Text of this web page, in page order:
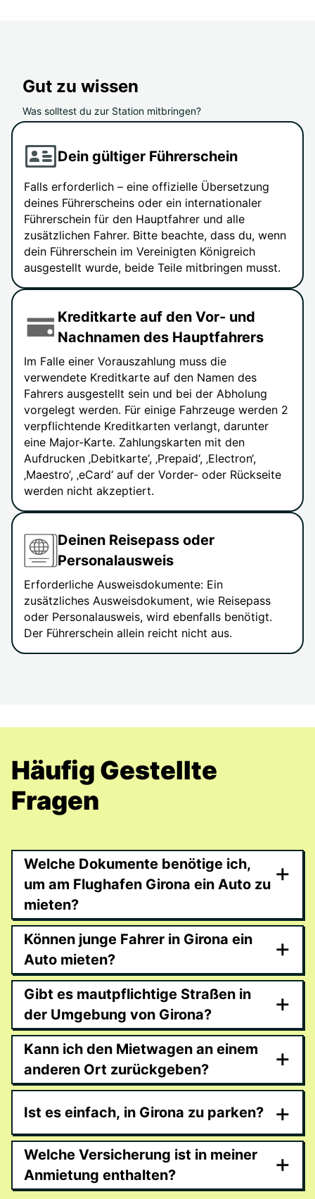
Gut zu wissen
Was solltest du zur Station mitbringen?
Dein gültiger Führerschein
Falls erforderlich – eine offizielle Übersetzung
deines Führerscheins oder ein internationaler
Führerschein für den Hauptfahrer und alle
zusätzlichen Fahrer. Bitte beachte, dass du, wenn
dein Führerschein im Vereinigten Königreich
ausgestellt wurde, beide Teile mitbringen musst.
Kreditkarte auf den Vor- und
Nachnamen des Hauptfahrers
Im Falle einer Vorauszahlung muss die
verwendete Kreditkarte auf den Namen des
Fahrers ausgestellt sein und bei der Abholung
vorgelegt werden. Für einige Fahrzeuge werden 2
verpflichtende Kreditkarten verlangt, darunter
eine Major-Karte. Zahlungskarten mit den
Aufdrucken ‚Debitkarte‘, ‚Prepaid‘, ‚Electron‘,
‚Maestro‘, ‚eCard‘ auf der Vorder- oder Rückseite
werden nicht akzeptiert.
Deinen Reisepass oder
Personalausweis
Erforderliche Ausweisdokumente: Ein
zusätzliches Ausweisdokument, wie Reisepass
oder Personalausweis, wird ebenfalls benötigt.
Der Führerschein allein reicht nicht aus.
Häufig Gestellte
Fragen
Welche Dokumente benötige ich,
um am Flughafen Girona ein Auto zu
mieten?
+
Können junge Fahrer in Girona ein
Auto mieten?
+
Gibt es mautpflichtige Straßen in
der Umgebung von Girona?
+
Kann ich den Mietwagen an einem
anderen Ort zurückgeben?
+
Ist es einfach, in Girona zu parken? +
Welche Versicherung ist in meiner
Anmietung enthalten?
+